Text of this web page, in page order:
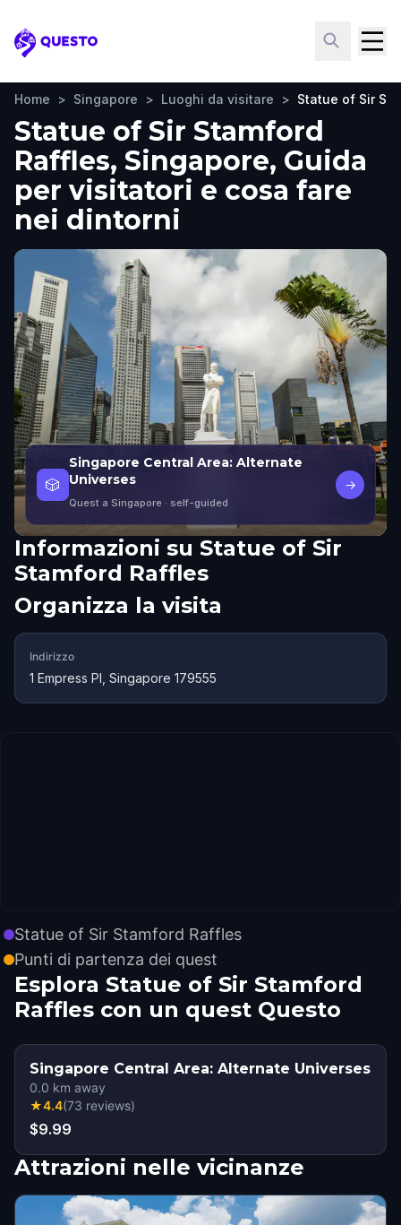
Questo
Home > Singapore > Luoghi da visitare > Statue of Sir
Statue of Sir Stamford
Raffles, Singapore, Guida
per visitatori e cosa fare
nei dintorni
🎲
Singapore Central Area: Alternate
Universes
Quest a Singapore · self-guided
→
Informazioni su Statue of Sir
Stamford Raffles
Organizza la visita
Indirizzo
1 Empress Pl, Singapore 179555
Statue of Sir Stamford Raffles
Punti di partenza dei quest
Esplora Statue of Sir Stamford
Raffles con un quest Questo
Singapore Central Area: Alternate Universes
0.0 km away
★4.4(73 reviews)
$9.99
Attrazioni nelle vicinanze